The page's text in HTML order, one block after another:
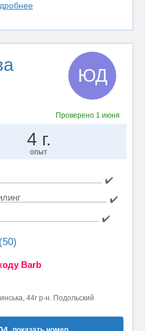
ЮД
Проверено 1 июня
4 г.
опыт
✔️
✔️
✔️
Barb
44г р-н. Подольский